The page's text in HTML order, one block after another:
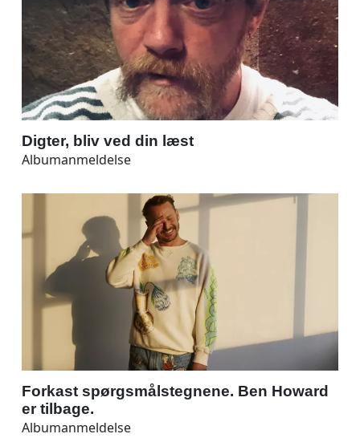
Digter, bliv ved din læst
Albumanmeldelse
Forkast spørgsmålstegnene. Ben Howard
er tilbage.
Albumanmeldelse